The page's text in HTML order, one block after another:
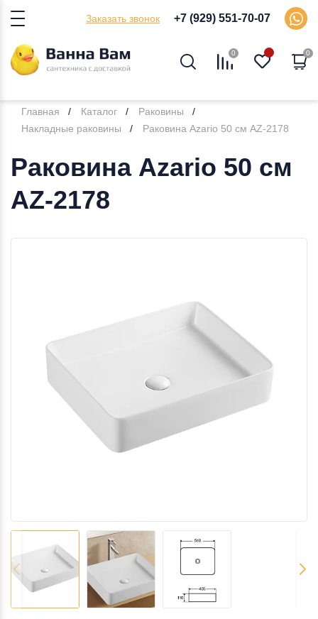
Заказать звонок +7 (929) 551-70-07
0 0
Главная Каталог
Раковины
Накладные раковины
Раковина Azario 50 см AZ-2178
Раковина Azario 50 см
AZ-2178